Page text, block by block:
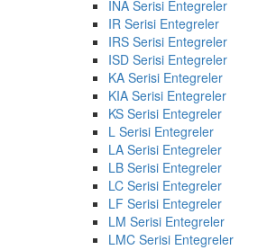
INA Serisi Entegreler
IR Serisi Entegreler
IRS Serisi Entegreler
ISD Serisi Entegreler
KA Serisi Entegreler
KIA Serisi Entegreler
KS Serisi Entegreler
L Serisi Entegreler
LA Serisi Entegreler
LB Serisi Entegreler
LC Serisi Entegreler
LF Serisi Entegreler
LM Serisi Entegreler
LMC Serisi Entegreler